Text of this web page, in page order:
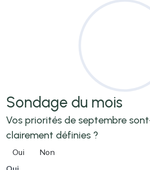
Sondage du mois
Vos priorités de septembre
clairement définies ?
Oui
Non